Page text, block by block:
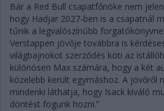
Bár a Red Bull csapatfőnöke nem
hogy Hadjar 2027-ben is a csapatnál
tűnik a legvalószínűbb
Verstappen jövője továbbra is
világbajnokot szerződés köti az
különösen Max számára, hogy a két
közelebb került egymáshoz. A jövőről
mindenki láthatja, hogy Isack kiváló
döntést fogunk hozni.”